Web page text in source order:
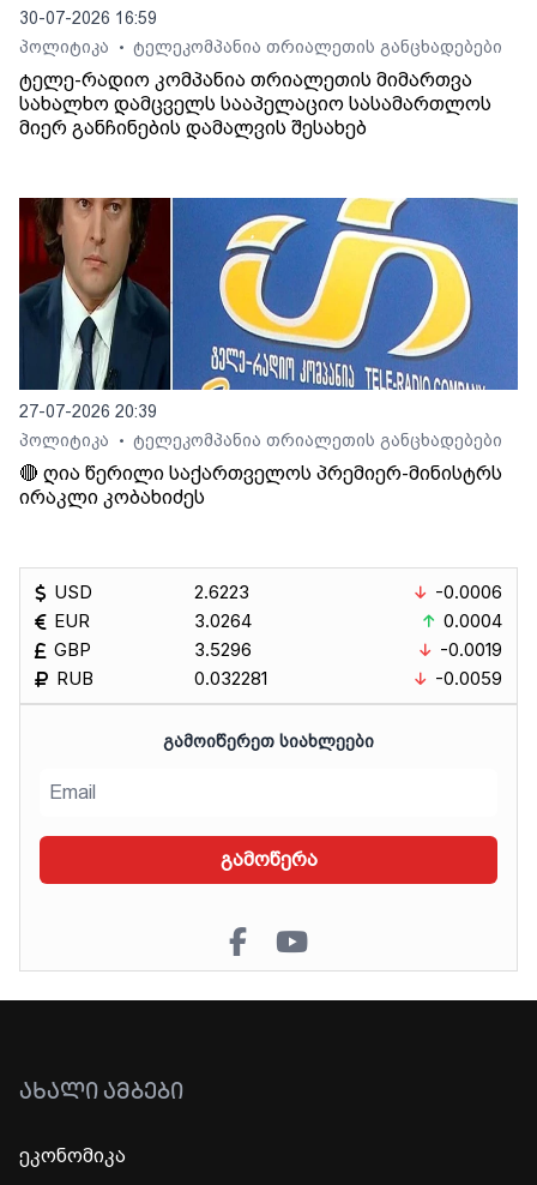
30-07-2026 16:59
პოლიტიკა
• ტელეკომპანია თრიალეთის განცხადებები
ტელე-რადიო კომპანია თრიალეთის მიმართვა
სახალხო დამცველს სააპელაციო სასამართლოს
მიერ განჩინების დამალვის შესახებ
27-07-2026 20:39
პოლიტიკა
• ტელეკომპანია თრიალეთის განცხადებები
🔴 ღია წერილი საქართველოს პრემიერ-მინისტრს
ირაკლი კობახიძეს
USD
EUR
GBP
RUB
2.6223
3.0264
3.5296
0.032281
-0.0006
0.0004
-0.0019
-0.0059
ᲒᲐᲛᲝᲘᲬᲔᲠᲔᲗ ᲡᲘᲐᲮᲚᲔᲔᲑᲘ
გამოწერა
ᲐᲮᲐᲚᲘ ᲐᲛᲑᲔᲑᲘ
ეკონომიკა